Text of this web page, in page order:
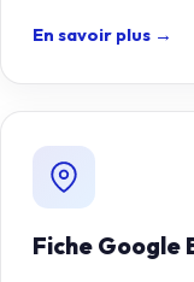
En savoir plus →
Fiche Google